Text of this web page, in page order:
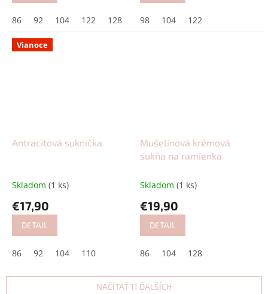
86 92 104 122 128 98 104 122
Vianoce
Antracitová suknička
Skladom (1 ks)
€17,90
DETAIL
86 92 104 110
Mušelinová krémová
sukňa na ramienka
Skladom (1 ks)
€19,90
DETAIL
86 104 128
NAČÍTAŤ 11 ĎALŠÍCH